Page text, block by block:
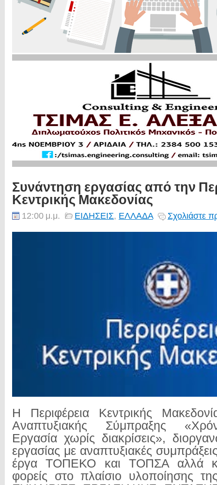
Συνάντηση εργασίας από την
Κεντρικής Μακεδονίας
12:00 μ.μ. ΕΙΔΗΣΕΙΣ, ΕΛΛΑΔΑ Σχολιάστε
Η Περιφέρεια Κεντρικής
Αναπτυξιακής Σύμπραξης
Εργασία χωρίς διακρίσεις»,
εργασίας με αναπτυξιακές
έργα ΤΟΠΕΚΟ και ΤΟΠΣΑ αλλά
φορείς στο πλαίσιο υλοποίησης